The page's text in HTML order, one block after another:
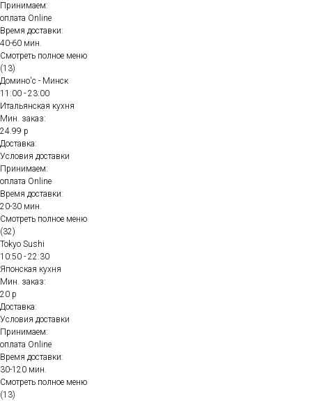
Принимаем:
оплата Online
Время доставки:
40-60 мин.
Смотреть полное меню
(13)
Домино'с - Минск
11:00 - 23:00
Итальянская кухня
Мин. заказ:
24.99 р
Доставка:
Условия доставки
Принимаем:
оплата Online
Время доставки:
20-30 мин.
Смотреть полное меню
(32)
Tokyo Sushi
10:50 - 22:30
Японская кухня
Мин. заказ:
20 р
Доставка:
Условия доставки
Принимаем:
оплата Online
Время доставки:
30-120 мин.
Смотреть полное меню
(13)